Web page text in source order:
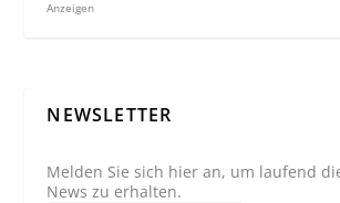
Anzeigen
NEWSLETTER
Melden Sie sich hier an, um laufend
News zu erhalten.